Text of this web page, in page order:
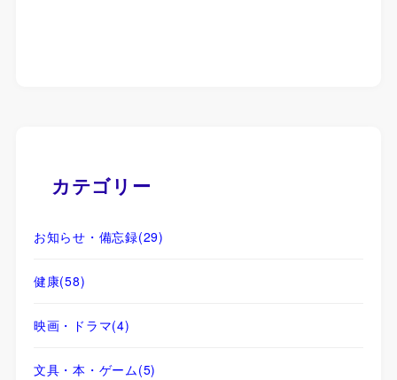
カテゴリー
お知らせ・備忘録(29)
健康(58)
映画・ドラマ(4)
文具・本・ゲーム(5)